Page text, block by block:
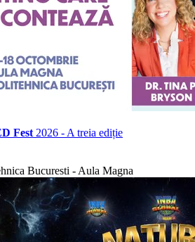
Fest 2026 - A treia ediție
Bucuresti - Aula Magna